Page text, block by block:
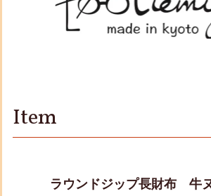
Item
ラウンドジップ長財布 牛